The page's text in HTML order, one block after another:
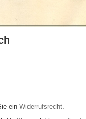
ein Widerrufsrecht.